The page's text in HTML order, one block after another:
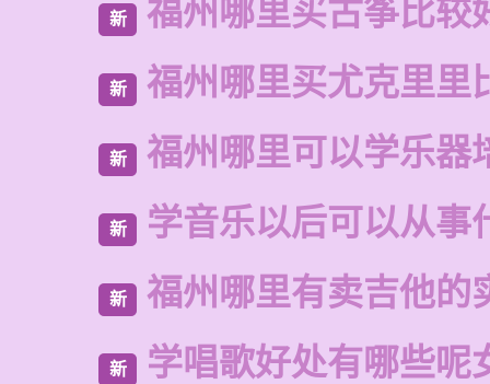
新 福州哪里买古筝比较
新 福州哪里买尤克里里
新 福州哪里可以学乐器
新 学音乐以后可以从事
新 福州哪里有卖吉他的
新 学唱歌好处有哪些呢